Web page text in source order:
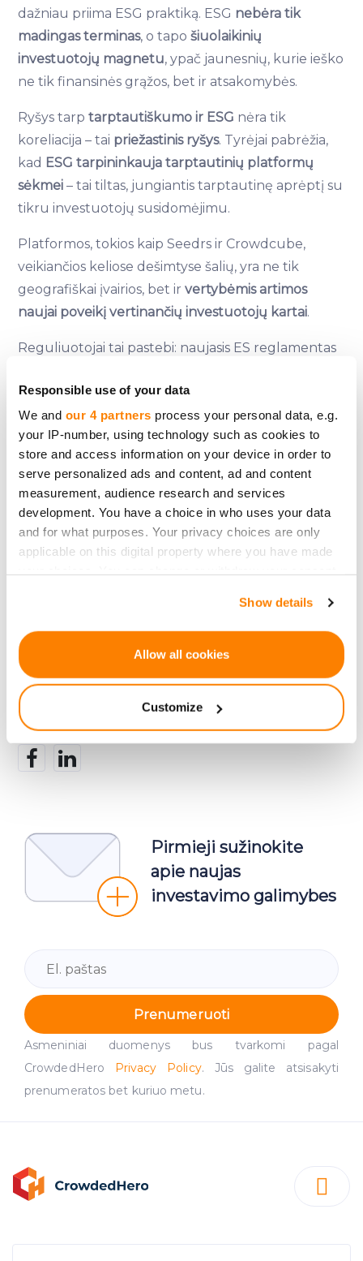
Responsible use of your data
We and our 4 partners process your personal data, e.g.
your IP-number, using technology such as cookies to
store and access information on your device in order to
serve personalized ads and content, ad and content
measurement, audience research and services
development. You have a choice in who uses your data
and for what purposes. Your privacy choices are only
applicable on this digital property where you have made
If you allow, we would also like to:
Identify your device by actively scanning it for
specific characteristics (fingerprinting)
Find out more about how your personal data is processed
We use cookies to provide website functionality, analyse
traffic data, display customized page content and
advertising. See more in ourCookies policy
Show details
Allow all cookies
Customize
dažniau priima ESG praktiką. ESG nebėra tik
madingas terminas, o tapošiuolaikinių
investuotojų magnetu, ypač jaunesnių, kurie ieško
ne tik finansinės grąžos, bet ir atsakomybės.
Ryšys tarptarptautiškumo ir ESG nėra tik
koreliacija – tai priežastinis ryšys. Tyrėjai pabrėžia,
kad ESG tarpininkauja tarptautinių platformų
sėkmei – tai tiltas, jungiantis tarptautinę aprėptį su
tikru investuotojų susidomėjimu.
Platformos, tokios kaip Seedrs ir Crowdcube,
veikiančios keliose dešimtyse šalių, yra ne tik
geografiškai įvairios, bet irvertybėmis artimos
naujai poveikį vertinančių investuotojų kartai.
Reguliuotojai tai pastebi: naujasis ES reglamentas
(ECSP)ne tik palengvina veiklą užsienyje, bet ir
kelią visų ESG standartus.
Ką tai reiškia platformoms, tokioms kaip
CrowdedHero, ar startuoliams, ieškantiems
investicijų 2025 metais?Mąstykite plačiau nei
sienos – ir plačiau nei balansai . Nesbe vertybių,
tarptautiškumas yra tik triukšmas
Pirmieji sužinokite
apie naujas
investavimo galimybes
Prenumeruoti
Asmeniniai duomenys bus tvarkomi pagal
CrowdedHero
Privacy Policy. Jūs galite atsisakyti
prenumeratos bet kuriuo metu.